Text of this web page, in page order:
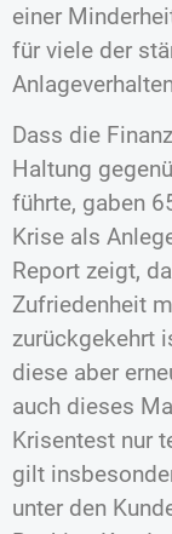
einer
für viele der
Dass die
Haltung
führte, gaben
Krise als
Report zeigt,
Zufriedenheit
zurückgekehrt
diese aber
auch dieses
Krisentest nur
gilt
unter den